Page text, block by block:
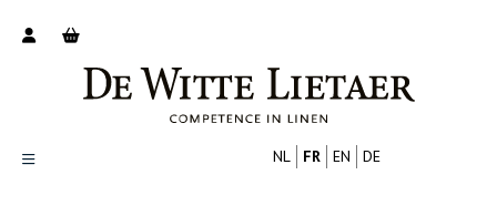
NL FR EN DE